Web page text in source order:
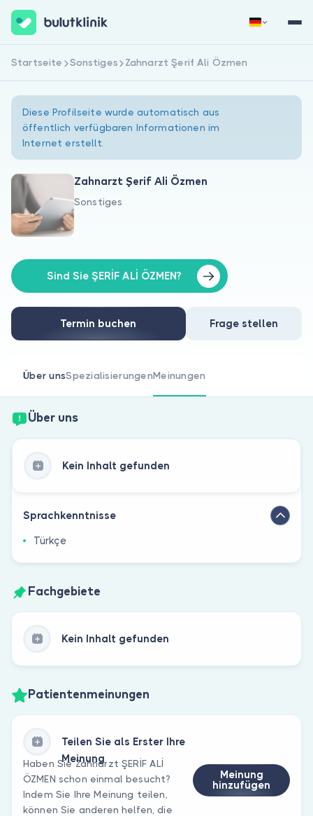
Über uns
Für Patienten
Für Ärzte
Jetzt registrieren Anmelden
Startseite Sonstiges Zahnarzt Şerif Ali Özmen
Diese Profilseite wurde automatisch aus
öffentlich verfügbaren Informationen im
Internet erstellt.
Zahnarzt Şerif Ali Özmen
Sonstiges
Sind Sie ŞERİF ALİ ÖZMEN?
Termin buchen Frage stellen
Über unsSpezialisierungenMeinungen
Über uns
Kein Inhalt gefunden
Sprachkenntnisse
Türkçe
Fachgebiete
Kein Inhalt gefunden
Patientenmeinungen
Teilen Sie als Erster Ihre
Meinung
Haben Sie Zahnarzt ŞERİF ALİ
ÖZMEN schon einmal besucht?
Indem Sie Ihre Meinung teilen,
können Sie anderen helfen, die
Meinung
hinzufügen